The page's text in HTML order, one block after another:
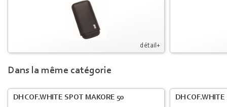
détail+
Dans la même catégorie
DH COF.WHITE SPOT MAKORE 50 DH